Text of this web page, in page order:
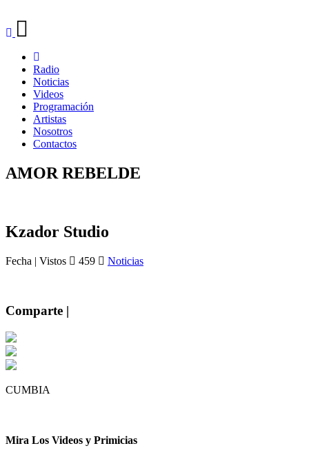
Radio
Noticias
Videos
Programación
Artistas
Nosotros
Contactos
AMOR REBELDE
Kzador Studio
Fecha | Vistos 459 Noticias
Comparte |
CUMBIA
Mira Los Videos y Primicias